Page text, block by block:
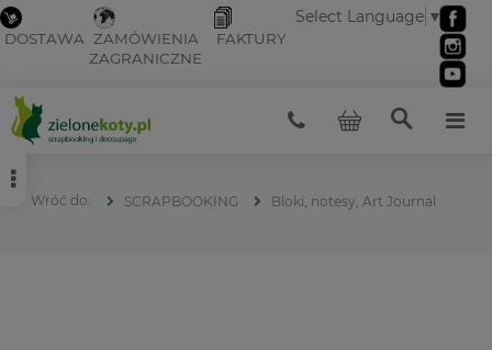
DOSTAWA ZAMÓWIENIA
ZAGRANICZNE
FAKTURY
Select Language ▼
SCRAPBOOKING Bloki, notesy, Art Journal